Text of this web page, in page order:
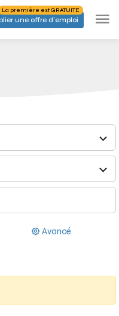
une offre d'emploi
La première est GRATUITE
Avancé